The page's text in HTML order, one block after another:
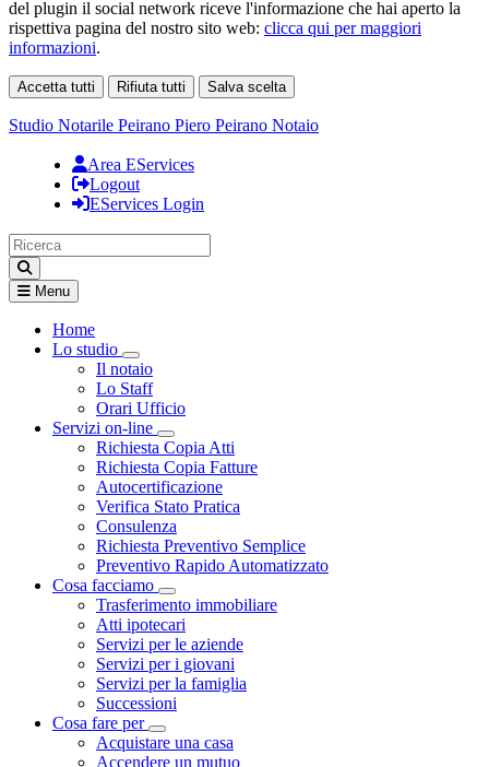
del plugin il social network riceve l'informazione che hai aperto la
rispettiva pagina del nostro sito web: clicca qui per maggiori
informazioni.
Accetta tutti Rifiuta tutti Salva scelta
Studio Notarile Peirano Piero Peirano Notaio
Area EServices
Logout
EServices Login
Menu
Home
Lo studio
Visualizza menù di secondo livello
Il notaio
Lo Staff
Orari Ufficio
Servizi on-line
Visualizza menù di secondo livello
Richiesta Copia Atti
Richiesta Copia Fatture
Autocertificazione
Verifica Stato Pratica
Consulenza
Richiesta Preventivo Semplice
Preventivo Rapido Automatizzato
Cosa facciamo
Visualizza menù di secondo livello
Trasferimento immobiliare
Atti ipotecari
Servizi per le aziende
Servizi per i giovani
Servizi per la famiglia
Successioni
Cosa fare per
Visualizza menù di secondo livello
Acquistare una casa
Accendere un mutuo